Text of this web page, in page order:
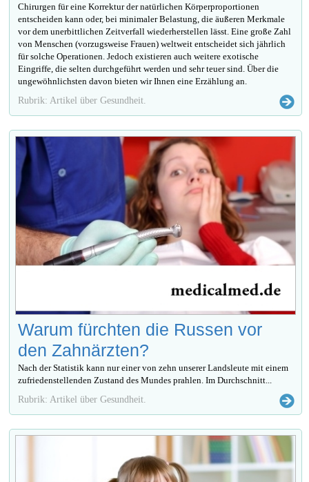
Chirurgen für eine Korrektur der natürlichen Körperproportionen
entscheiden kann oder, bei minimaler Belastung, die äußeren Merkmale
vor dem unerbittlichen Zeitverfall wiederherstellen lässt. Eine große Zahl
von Menschen (vorzugsweise Frauen) weltweit entscheidet sich jährlich
für solche Operationen. Jedoch existieren auch weitere exotische
Eingriffe, die selten durchgeführt werden und sehr teuer sind. Über die
ungewöhnlichsten davon bieten wir Ihnen eine Erzählung an.
Rubrik: Artikel über Gesundheit.
Warum fürchten die Russen vor
den Zahnärzten?
Nach der Statistik kann nur einer von zehn unserer Landsleute mit einem
zufriedenstellenden Zustand des Mundes prahlen. Im Durchschnitt...
Rubrik: Artikel über Gesundheit.